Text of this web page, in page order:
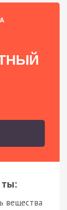
вещества